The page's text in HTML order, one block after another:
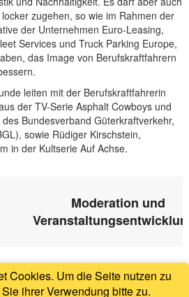
zugehen, so wie im Rahmen der
der Unternehmen Euro-Leasing,
Services und Truck Parking Europe,
das Image von Berufskraftfahrern
leiten mit der Berufskraftfahrerin
der TV-Serie Asphalt Cowboys und
Bundesverband Güterkraftverkehr,
sowie Rüdiger Kirschstein,
in der Kultserie Auf Achse.
Moderation und
Cookies. Um die Seite nutzen zu
ihrer Verwendung bitte zu.